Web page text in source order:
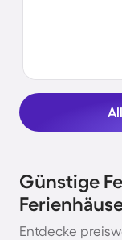
Günstige
Entdecke